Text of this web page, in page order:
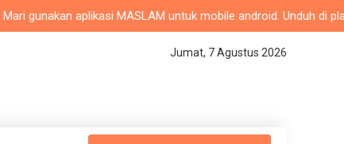
gunakan aplikasi MASLAM untuk mobile android. Unduh di
Jumat, 7 Agustus 2026